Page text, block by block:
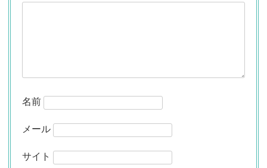
名前
メール
サイト